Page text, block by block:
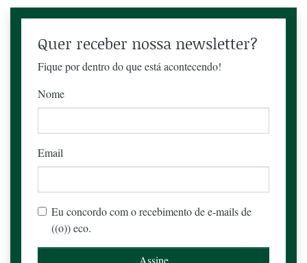
Quer receber nossa newsletter?
Fique por dentro do que está acontecendo!
Nome
Email
Eu concordo com o recebimento de e-mails de
((o)) eco.